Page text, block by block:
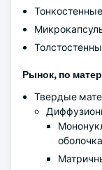
Рынок, по
Твердые